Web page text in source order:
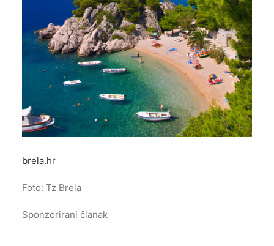
brela.hr
Foto: Tz Brela
Sponzorirani članak